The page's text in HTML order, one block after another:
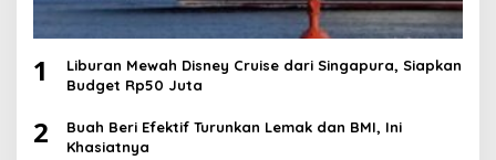
1
Liburan Mewah Disney Cruise dari Singapura, Siapkan
Budget Rp50 Juta
2
Buah Beri Efektif Turunkan Lemak dan BMI, Ini
Khasiatnya